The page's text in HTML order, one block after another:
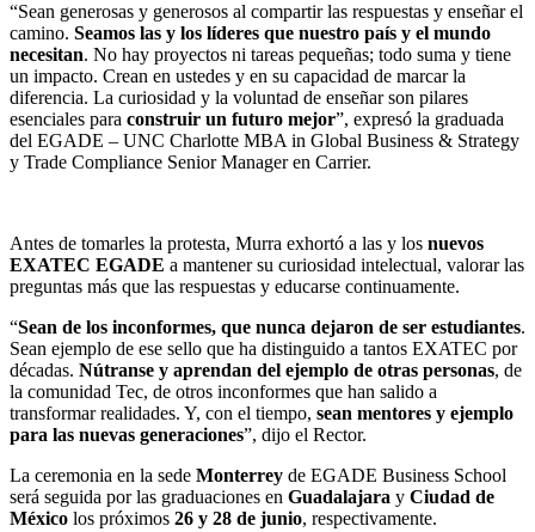
“Sean generosas y generosos al compartir las respuestas y enseñar el
camino. Seamos las y los líderes que nuestro país y el mundo
necesitan. No hay proyectos ni tareas pequeñas; todo suma y tiene
un impacto. Crean en ustedes y en su capacidad de marcar la
diferencia. La curiosidad y la voluntad de enseñar son pilares
esenciales para construir un futuro mejor”, expresó la graduada
del EGADE – UNC Charlotte MBA in Global Business & Strategy
y Trade Compliance Senior Manager en Carrier.
Antes de tomarles la protesta, Murra exhortó a las y los nuevos
EXATEC EGADE a mantener su curiosidad intelectual, valorar las
preguntas más que las respuestas y educarse continuamente.
“Sean de los inconformes, que nunca dejaron de ser estudiantes.
Sean ejemplo de ese sello que ha distinguido a tantos EXATEC por
décadas. Nútranse y aprendan del ejemplo de otras personas, de
la comunidad Tec, de otros inconformes que han salido a
transformar realidades. Y, con el tiempo, sean mentores y ejemplo
para las nuevas generaciones”, dijo el Rector.
La ceremonia en la sede Monterrey de EGADE Business School
será seguida por las graduaciones en Guadalajara y Ciudad de
México los próximos 26 y 28 de junio, respectivamente.